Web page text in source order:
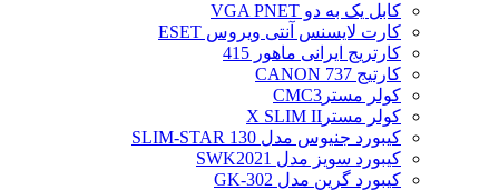
کابل یک به دو VGA PNET
کارت لایسنس آنتی ویروس ESET
کارتریج ایرانی ماهور 415
کارتیج 737 CANON
کولر مسترCMC3
کولر مسترX SLIM II
کیبورد جنیوس مدل SLIM-STAR 130
کیبورد سویز مدل SWK2021
کیبورد گرین مدل GK-302